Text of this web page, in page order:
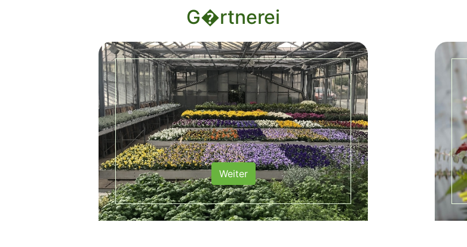
G�rtnerei
Weiter